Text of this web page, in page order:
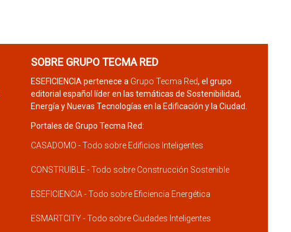
SOBRE GRUPO TECMA RED
ESEFICIENCIA pertenece a Grupo Tecma Red, el grupo
editorial español líder en las temáticas de Sostenibilidad,
Energía y Nuevas Tecnologías en la Edificación y la Ciudad.
Portales de Grupo Tecma Red:
CASADOMO - Todo sobre Edificios Inteligentes
CONSTRUIBLE - Todo sobre Construcción Sostenible
ESEFICIENCIA - Todo sobre Eficiencia Energética
ESMARTCITY - Todo sobre Ciudades Inteligentes